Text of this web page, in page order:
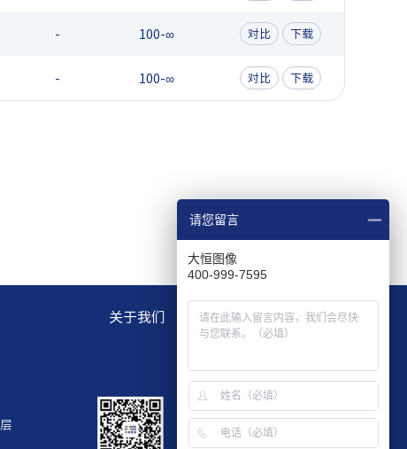
- 100-∞ 对比 下载
- 100-∞ 对比 下载
关于我们
请您留言
大恒图像
400-999-7595